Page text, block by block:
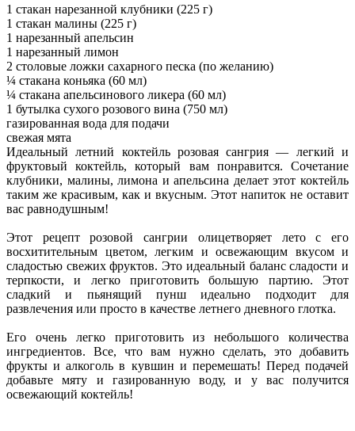
1 стакан нарезанной клубники (225 г)
1 стакан малины (225 г)
1 нарезанный апельсин
1 нарезанный лимон
2 столовые ложки сахарного песка (по желанию)
¼ стакана коньяка (60 мл)
¼ стакана апельсинового ликера (60 мл)
1 бутылка сухого розового вина (750 мл)
газированная вода для подачи
свежая мята
Идеальный летний коктейль розовая сангрия — легкий и
фруктовый коктейль, который вам понравится. Сочетание
клубники, малины, лимона и апельсина делает этот коктейль
таким же красивым, как и вкусным. Этот напиток не оставит
вас равнодушным!
Этот рецепт розовой сангрии олицетворяет лето с его
восхитительным цветом, легким и освежающим вкусом и
сладостью свежих фруктов. Это идеальный баланс сладости и
терпкости, и легко приготовить большую партию. Этот
сладкий и пьянящий пунш идеально подходит для
развлечения или просто в качестве летнего дневного глотка.
Его очень легко приготовить из небольшого количества
ингредиентов. Все, что вам нужно сделать, это добавить
фрукты и алкоголь в кувшин и перемешать! Перед подачей
добавьте мяту и газированную воду, и у вас получится
освежающий коктейль!